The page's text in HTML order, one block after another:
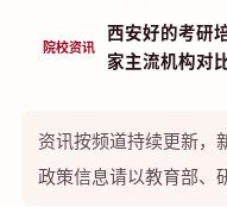
院校资讯
西安好的考研
家主流机构对
资讯按频道持续更新，
政策信息请以教育部、